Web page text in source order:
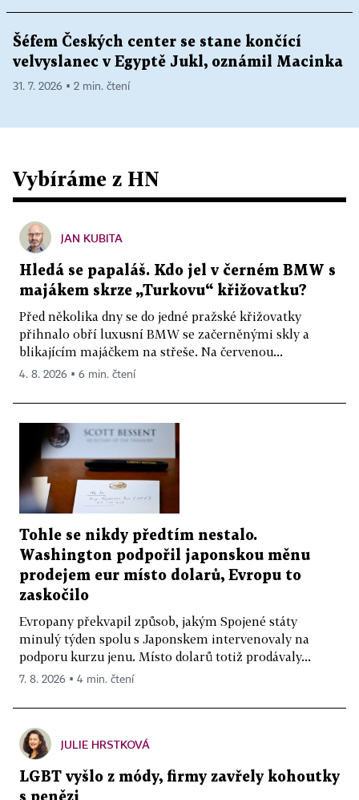
Šéfem Českých center se stane končící
velvyslanec v Egyptě Jukl, oznámil Macinka
31. 7. 2026 ▪ 2 min. čtení
Vybíráme z HN
JAN KUBITA
Hledá se papaláš. Kdo jel v černém BMW s
majákem skrze „Turkovu“ křižovatku?
Před několika dny se do jedné pražské křižovatky
přihnalo obří luxusní BMW se začerněnými skly a
blikajícím majáčkem na střeše. Na červenou...
4. 8. 2026 ▪ 6 min. čtení
Tohle se nikdy předtím nestalo.
Washington podpořil japonskou měnu
prodejem eur místo dolarů, Evropu to
zaskočilo
Evropany překvapil způsob, jakým Spojené státy
minulý týden spolu s Japonskem intervenovaly na
podporu kurzu jenu. Místo dolarů totiž prodávaly...
7. 8. 2026 ▪ 4 min. čtení
JULIE HRSTKOVÁ
LGBT vyšlo z módy, firmy zavřely kohoutky
s penězi